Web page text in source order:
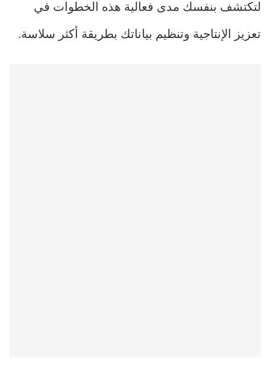
لتكتشف بنفسك مدى فعالية هذه الخطوات في
تعزيز الإنتاجية وتنظيم بياناتك بطريقة أكثر سلاسة.